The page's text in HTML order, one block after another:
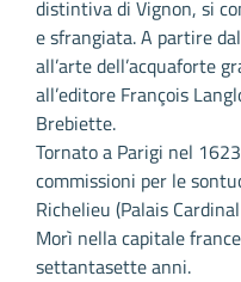
distintiva di Vignon, si
e sfrangiata. A partire
all’arte dell’acquaforte
all’editore François
Brebiette.
Tornato a Parigi nel
commissioni per le
Richelieu (Palais
Morì nella capitale
settantasette anni.